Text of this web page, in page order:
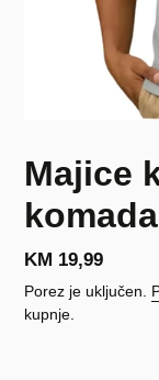
Majice
Redovna
cijena
KM 19,99
Porez je uključen.
kupnje.